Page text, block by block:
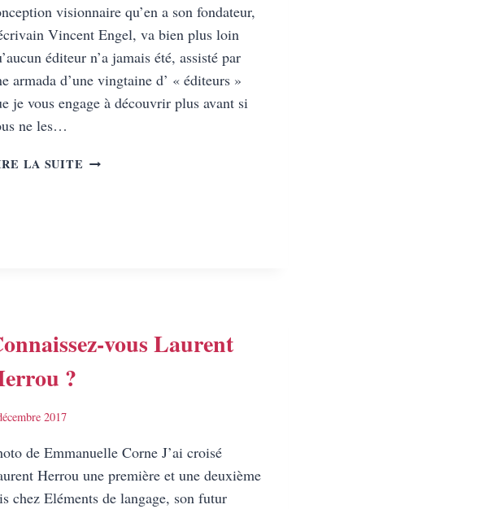
visionnaire qu’en a son fondateur,
Vincent Engel, va bien plus loin
éditeur n’a jamais été, assisté par
armada d’une vingtaine d’ « éditeurs »
je vous engage à découvrir plus avant si
ne les…
LA SUITE À L’ABORDAGE
vous Laurent
?
2017
de Emmanuelle Corne J’ai croisé
Herrou une première et une deuxième
chez Eléments de langage, son futur